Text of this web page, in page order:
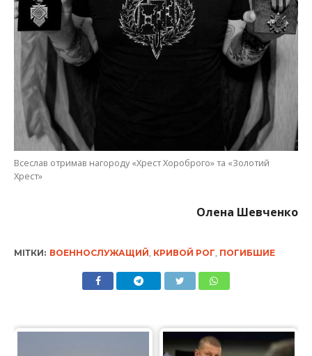
Всеслав отримав нагороду «Хрест Хороброго» та «Золотий
Хрест»
Олена Шевченко
МІТКИ: ВОЕННОСЛУЖАЩИЙ КРИВОЙ РОГ ПОГИБШИЕ